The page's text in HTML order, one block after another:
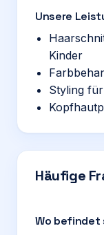
Unsere
Kinder
Styling
Häufige
Wo befindet